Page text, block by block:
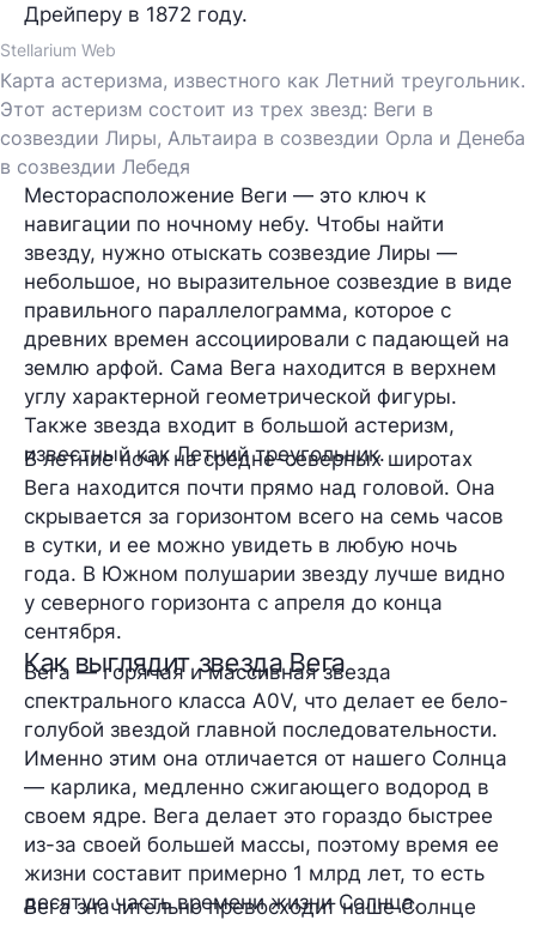
Дрейперу в 1872 году.
Stellarium Web
Карта астеризма, известного как Летний треугольник.
Этот астеризм состоит из трех звезд: Веги в
созвездии Лиры, Альтаира в созвездии Орла и Денеба
в созвездии Лебедя
Месторасположение Веги — это ключ к
навигации по ночному небу. Чтобы найти
звезду, нужно отыскать созвездие Лиры —
небольшое, но выразительное созвездие в виде
правильного параллелограмма, которое с
древних времен ассоциировали с падающей на
землю арфой. Сама Вега находится в верхнем
углу характерной геометрической фигуры.
Также звезда входит в большой астеризм,
известный как Летний треугольник.
В летние ночи на средне-северных широтах
Вега находится почти прямо над головой. Она
скрывается за горизонтом всего на семь часов
в сутки, и ее можно увидеть в любую ночь
года. В Южном полушарии звезду лучше видно
у северного горизонта с апреля до конца
сентября.
Как выглядит звезда Вега
Вега — горячая и массивная звезда
спектрального класса A0V, что делает ее бело-
голубой звездой главной последовательности.
Именно этим она отличается от нашего Солнца
— карлика, медленно сжигающего водород в
своем ядре. Вега делает это гораздо быстрее
из-за своей большей массы, поэтому время ее
жизни составит примерно 1 млрд лет, то есть
десятую часть времени жизни Солнца.
Вега значительно превосходит наше Солнце